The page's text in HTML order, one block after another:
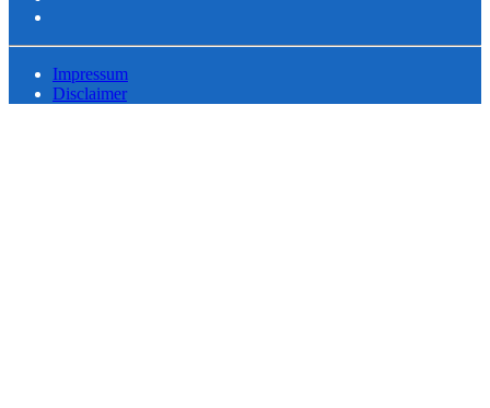
Impressum
Disclaimer